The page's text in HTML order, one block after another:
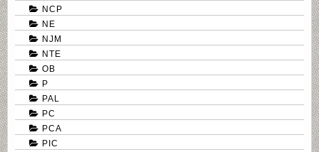
NCP
NE
NJM
NTE
OB
P
PAL
PC
PCA
PIC